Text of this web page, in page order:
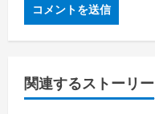
関連するストーリー